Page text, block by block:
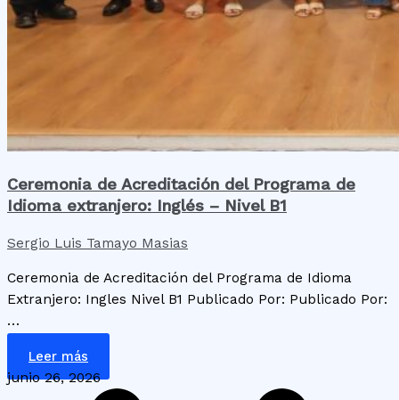
Ceremonia de Acreditación del Programa de
Idioma extranjero: Inglés – Nivel B1
Sergio Luis Tamayo Masias
Ceremonia de Acreditación del Programa de Idioma
Extranjero: Ingles Nivel B1 Publicado Por: Publicado Por:
…
Leer más
junio 26, 2026